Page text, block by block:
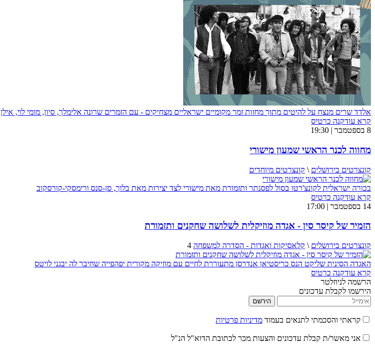
אלדד שרים מנצח על להיטים מתוך מחזות זמר מקומיים ישראליים מצחיקים - עם הזמרים שרונה אלימלך, סיון, מומי לוי, אילן
קרא עודקנה כרטיס
8 בספטמבר | 19:30
מחווה לכנר הראשי שמעון מישורי
קונצרטים בירושלים \ קונצרטים מיוחדים
בכורה ישראלית לקונצ'רטו בסול לפסנתר ותזמורת מאת מישורי לצד יצירות מאת בלוך, סן-סנס ורימסקי-קורסקוב
קרא עודקנה כרטיס
14 בספטמבר | 17:00
הזמיר של קיסר סין - אגדה מוזיקלית לשלושה שחקנים ותזמורת
קונצרטים בירושלים \ קלאסיקות ואגדות - הסדרה למשפחה
האגדה הסינית שליקט הנס כריסטיאן אנדרסן מתעוררת לחיים עם מוזיקה מקורית יפהפייה שחיבר לה יבגני לויטס
קרא עודקנה כרטיס
הרשמה לניוזלטר
הירשמו לקבלת עדכונים
הירשם
קראתי והסכמתי לתנאים בעמוד מדיניות פרטיות
אני מאשר/ת קבלת עדכונים והצעות מכר לכתובת הדוא"ל הנ"ל